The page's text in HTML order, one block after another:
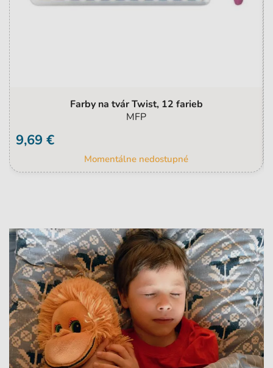
Farby na tvár Twist, 12 farieb
MFP
9,69 €
Momentálne nedostupné